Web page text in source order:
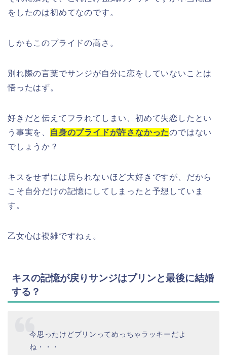
をしたのは初めてなのです。
しかもこのプライドの高さ。
別れ際の言葉でサンジが自分に恋をしていないことは
悟ったはず。
好きだと伝えてフラれてしまい、初めて失恋したとい
う事実を、
自身のプライドが許さなかったのではない
でしょうか？
キスをせずには居られないほど大好きですが、だから
こそ自分だけの記憶にしてしまったと予想していま
す。
乙女心は複雑ですねぇ。
キスの記憶が戻りサンジはプリンと最後に結婚
する？
今思ったけどプリンってめっちゃラッキーだよ
ね・・・